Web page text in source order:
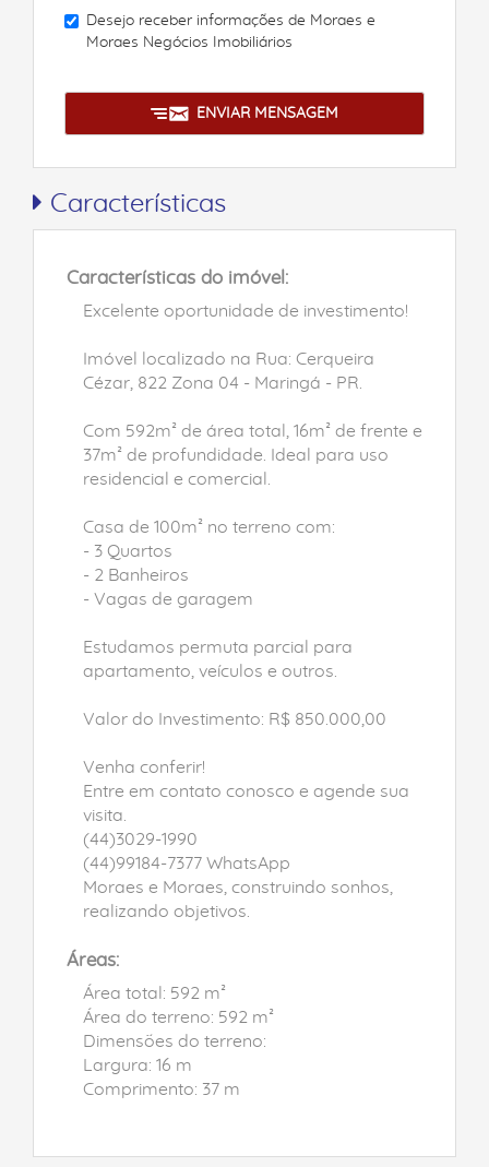
Desejo receber informações de Moraes e
Moraes Negócios Imobiliários
ENVIAR MENSAGEM
Características
Características do imóvel:
Excelente oportunidade de investimento!
Imóvel localizado na Rua: Cerqueira
Cézar, 822 Zona 04 - Maringá - PR.
Com 592m² de área total, 16m² de frente e
37m² de profundidade. Ideal para uso
residencial e comercial.
Casa de 100m² no terreno com:
- 3 Quartos
- 2 Banheiros
- Vagas de garagem
Estudamos permuta parcial para
apartamento, veículos e outros.
Valor do Investimento: R$ 850.000,00
Venha conferir!
Entre em contato conosco e agende sua
visita.
(44)3029-1990
(44)99184-7377 WhatsApp
Moraes e Moraes, construindo sonhos,
realizando objetivos.
Áreas:
Área total: 592 m²
Área do terreno: 592 m²
Dimensões do terreno:
Largura: 16 m
Comprimento: 37 m